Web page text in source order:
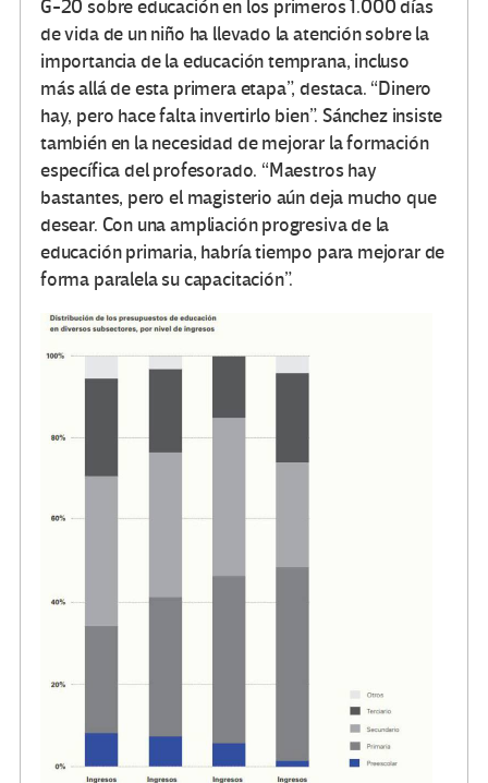
G-20 sobre educación en los primeros 1.000 días
de vida de un niño ha llevado la atención sobre la
importancia de la educación temprana, incluso
más allá de esta primera etapa”, destaca. “Dinero
hay, pero hace falta invertirlo bien”. Sánchez insiste
también en la necesidad de mejorar la formación
específica del profesorado. “Maestros hay
bastantes, pero el magisterio aún deja mucho que
desear. Con una ampliación progresiva de la
educación primaria, habría tiempo para mejorar de
forma paralela su capacitación”.